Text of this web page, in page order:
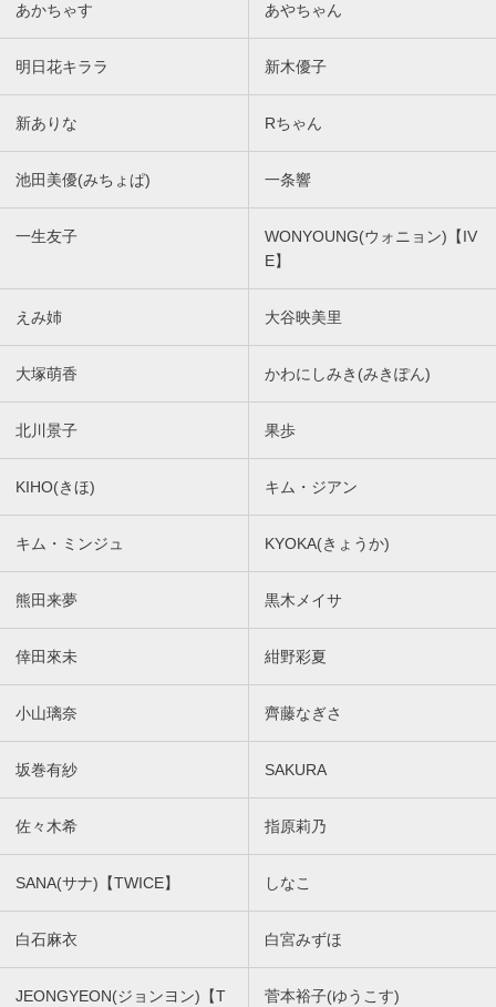
あかちゃす あやちゃん
明日花キララ 新木優子
新ありな Rちゃん
池田美優(みちょぱ) 一条響
一生友子
WONYOUNG(ウォニョン)【IV
E】
えみ姉 大谷映美里
大塚萌香 かわにしみき(みきぽん)
北川景子 果歩
KIHO(きほ) キム・ジアン
キム・ミンジュ KYOKA(きょうか)
熊田来夢 黒木メイサ
倖田來未 紺野彩夏
小山璃奈 齊藤なぎさ
坂巻有紗 SAKURA
佐々木希 指原莉乃
SANA(サナ)【TWICE】 しなこ
白石麻衣 白宮みずほ
JEONGYEON(ジョンヨン)【T
菅本裕子(ゆうこす)